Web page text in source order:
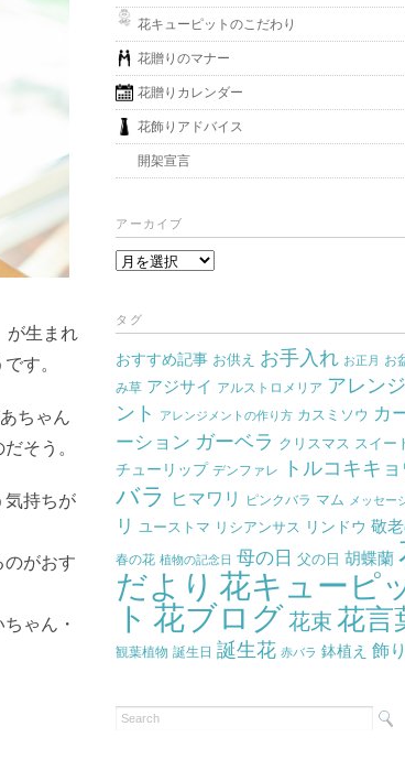
が生まれ
す。
ちゃん
そう。
気持ちが
のがおす
ゃん・
花キューピットのこだわり
花贈りのマナー
花贈りカレンダー
花飾りアドバイス
開架宣言
アーカイブ
ア
イ
ブ
タグ
おすすめ記事 お供え お手入れ お正月 お
み草 アジサイ アルストロメリア アレン
ント
アレンジメントの作り方 カスミソウ カ
ーション ガーベラ クリスマス スイー
チューリップ デンファレ トルコキキョ
バラ ヒマワリ ピンクバラ マム メッセー
リ ユーストマ リシアンサス リンドウ 敬
春の花 植物の記念日 母の日 父の日 胡蝶蘭
だより 花キューピ
ト 花ブログ 花束 花言
観葉植物 誕生日 誕生花 赤バラ 鉢植え 飾